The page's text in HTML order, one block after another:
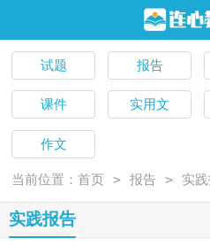
试题 报告
课件 实用文
作文
当前位置：首页 > 报告 > 实
实践报告